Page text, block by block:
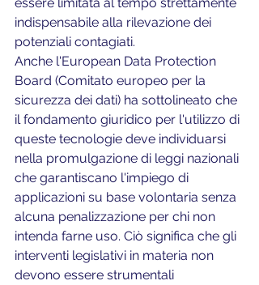
indispensabile alla rilevazione dei
potenziali contagiati.
Anche l'European Data Protection
Board (Comitato europeo per la
sicurezza dei dati) ha sottolineato che
il fondamento giuridico per l'utilizzo di
queste tecnologie deve individuarsi
nella promulgazione di leggi nazionali
che garantiscano l'impiego di
applicazioni su base volontaria senza
alcuna penalizzazione per chi non
intenda farne uso. Ciò significa che gli
interventi legislativi in materia non
devono essere strumentali